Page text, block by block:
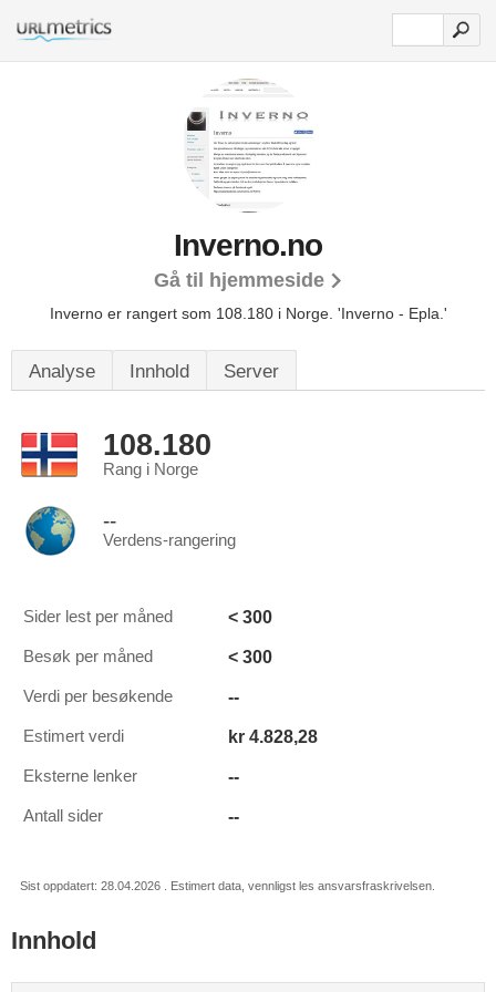
Inverno.no
Gå til hjemmeside
Inverno er rangert som 108.180 i Norge. 'Inverno - Epla.'
Analyse Innhold Server
108.180
Rang i Norge
--
Verdens-rangering
Sider lest per måned < 300
Besøk per måned < 300
Verdi per besøkende --
Estimert verdi kr 4.828,28
Eksterne lenker --
Antall sider --
Sist oppdatert: 28.04.2026 . Estimert data, vennligst les ansvarsfraskrivelsen.
Innhold